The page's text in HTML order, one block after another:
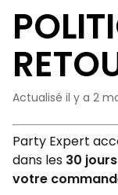
Actualisé il y a 2
Party Expert
dans les 30
votre